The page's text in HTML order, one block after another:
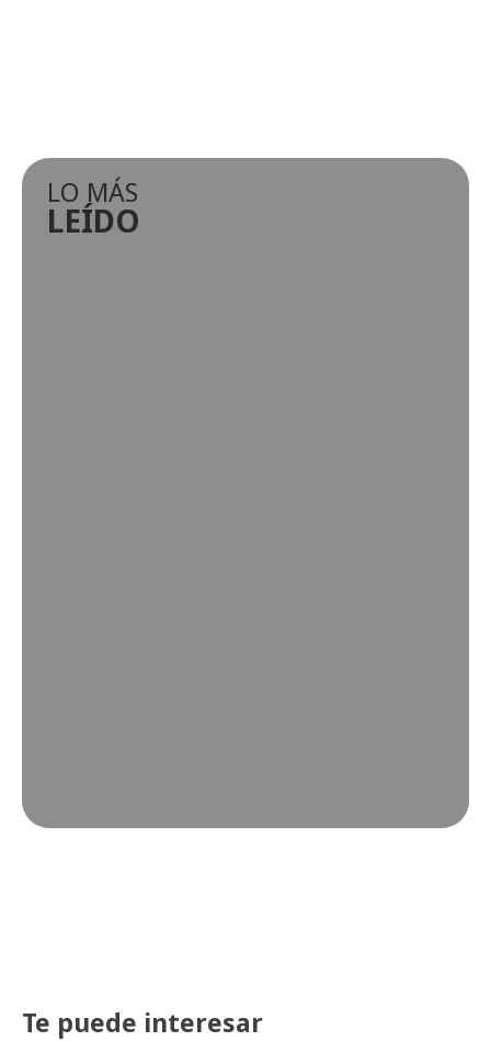
LO MÁS
LEÍDO
Te puede interesar